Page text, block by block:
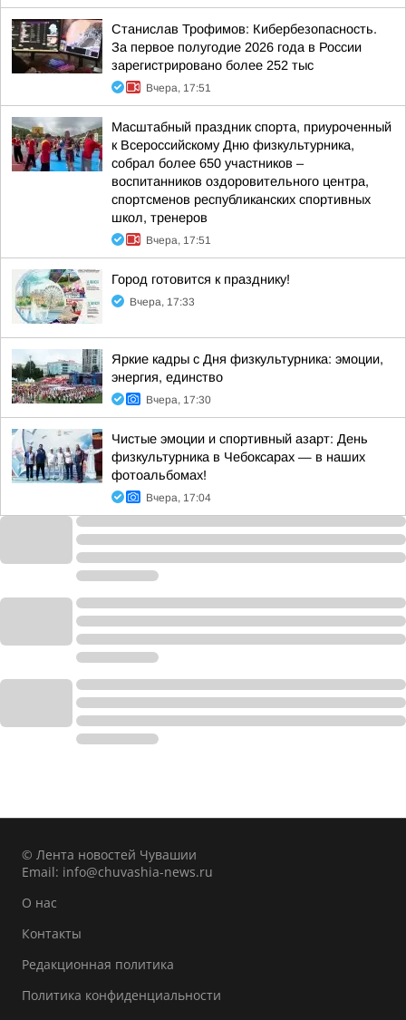
Станислав Трофимов: Кибербезопасность.
За первое полугодие 2026 года в России
зарегистрировано более 252 тыс
Вчера, 17:51
Масштабный праздник спорта, приуроченный
к Всероссийскому Дню физкультурника,
собрал более 650 участников –
воспитанников оздоровительного центра,
спортсменов республиканских спортивных
школ, тренеров
Вчера, 17:51
Город готовится к празднику!
Вчера, 17:33
Яркие кадры с Дня физкультурника: эмоции,
энергия, единство
Вчера, 17:30
Чистые эмоции и спортивный азарт: День
физкультурника в Чебоксарах — в наших
фотоальбомах!
Вчера, 17:04
© Лента новостей Чувашии
Email: info@chuvashia-news.ru
О нас
Контакты
Редакционная политика
Политика конфиденциальности